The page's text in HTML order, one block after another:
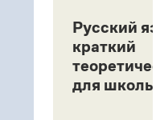
Русский
краткий
для